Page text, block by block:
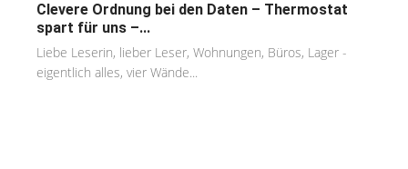
Clevere Ordnung bei den Daten – Thermostat
spart für uns –...
Liebe Leserin, lieber Leser, Wohnungen, Büros, Lager -
eigentlich alles, vier Wände...